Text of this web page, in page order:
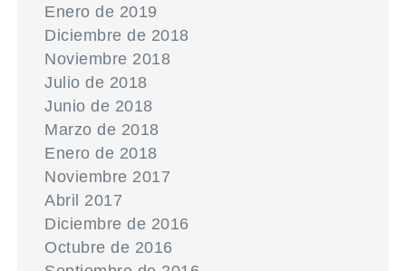
Enero de 2019
Diciembre de 2018
Noviembre 2018
Julio de 2018
Junio de 2018
Marzo de 2018
Enero de 2018
Noviembre 2017
Abril 2017
Diciembre de 2016
Octubre de 2016